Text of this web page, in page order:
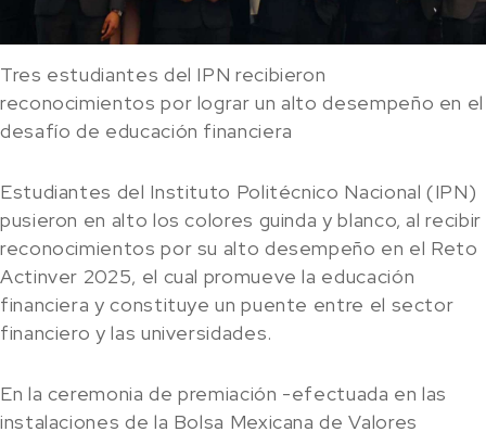
Tres estudiantes del IPN recibieron
reconocimientos por lograr un alto desempeño en el
desafío de educación financiera
Estudiantes del Instituto Politécnico Nacional (IPN)
pusieron en alto los colores guinda y blanco, al recibir
reconocimientos por su alto desempeño en el Reto
Actinver 2025, el cual promueve la educación
financiera y constituye un puente entre el sector
financiero y las universidades.
En la ceremonia de premiación -efectuada en las
instalaciones de la Bolsa Mexicana de Valores